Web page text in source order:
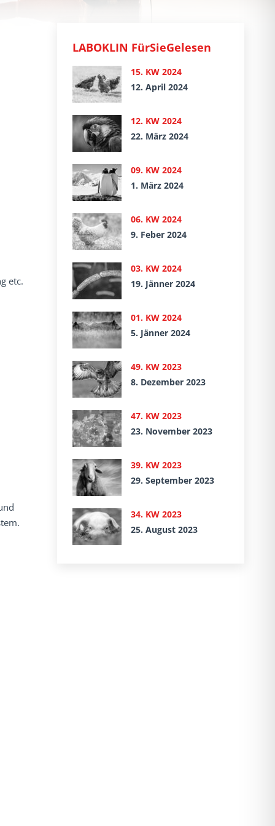
etc.
LABOKLIN FürSieGelesen
15. KW 2024
12. April 2024
12. KW 2024
22. März 2024
09. KW 2024
1. März 2024
06. KW 2024
9. Feber 2024
03. KW 2024
19. Jänner 2024
01. KW 2024
5. Jänner 2024
49. KW 2023
8. Dezember 2023
47. KW 2023
23. November 2023
39. KW 2023
29. September 2023
34. KW 2023
25. August 2023